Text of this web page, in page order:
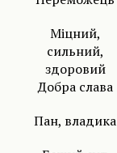
Міцний,
сильний,
здоровий
Добра слава
Пан, владика